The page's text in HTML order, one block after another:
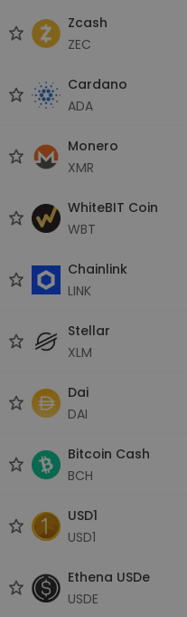
Zcash
ZEC
Cardano
ADA
Monero
XMR
WhiteBIT Coin
WBT
Chainlink
LINK
Stellar
XLM
Dai
DAI
Bitcoin Cash
BCH
USD1
USD1
Ethena USDe
USDE